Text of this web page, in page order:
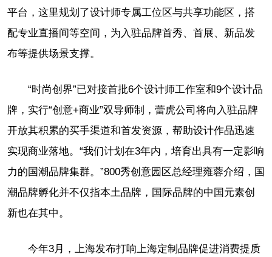
平台，这里规划了设计师专属工位区与共享功能区，搭
配专业直播间等空间，为入驻品牌首秀、首展、新品发
布等提供场景支撑。
“时尚创界”已对接首批6个设计师工作室和9个设计品
牌，实行“创意+商业”双导师制，蕾虎公司将向入驻品牌
开放其积累的买手渠道和首发资源，帮助设计作品迅速
实现商业落地。“我们计划在3年内，培育出具有一定影响
力的国潮品牌集群。”800秀创意园区总经理雍蓉介绍，国
潮品牌孵化并不仅指本土品牌，国际品牌的中国元素创
新也在其中。
今年3月，上海发布打响上海定制品牌促进消费提质